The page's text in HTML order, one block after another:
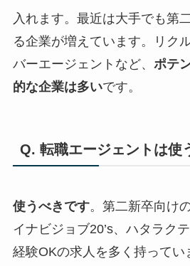
入れます。最近は大手でも第
る企業が増えています。リク
バーエージェントなど、 ポテ
的な企業は多いです。
Q. 転職エージェントは使
使うべきです。第二新卒向け
イナビジョブ20’s、ハタラク
経験OKの求人を多く持ってい